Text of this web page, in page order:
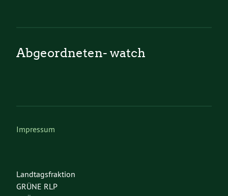
Abgeordneten- watch
Impressum
Landtagsfraktion
GRÜNE RLP